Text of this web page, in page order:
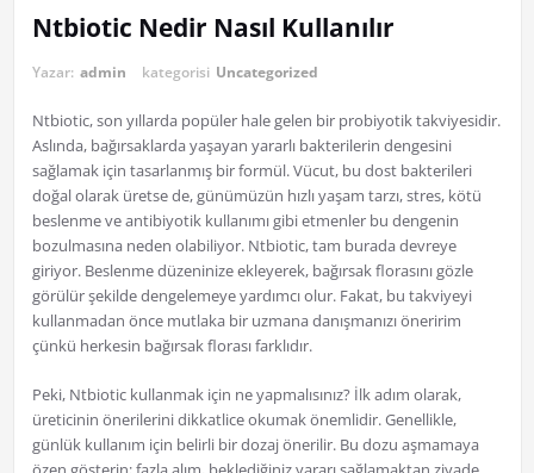
Ntbiotic Nedir Nasıl Kullanılır
Yazar: admin kategorisi Uncategorized
Ntbiotic, son yıllarda popüler hale gelen bir probiyotik takviyesidir.
Aslında, bağırsaklarda yaşayan yararlı bakterilerin dengesini
sağlamak için tasarlanmış bir formül. Vücut, bu dost bakterileri
doğal olarak üretse de, günümüzün hızlı yaşam tarzı, stres, kötü
beslenme ve antibiyotik kullanımı gibi etmenler bu dengenin
bozulmasına neden olabiliyor. Ntbiotic, tam burada devreye
giriyor. Beslenme düzeninize ekleyerek, bağırsak florasını gözle
görülür şekilde dengelemeye yardımcı olur. Fakat, bu takviyeyi
kullanmadan önce mutlaka bir uzmana danışmanızı öneririm
çünkü herkesin bağırsak florası farklıdır.
Peki, Ntbiotic kullanmak için ne yapmalısınız? İlk adım olarak,
üreticinin önerilerini dikkatlice okumak önemlidir. Genellikle,
günlük kullanım için belirli bir dozaj önerilir. Bu dozu aşmamaya